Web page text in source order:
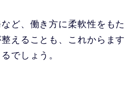
ど、働き方に柔軟性をもた
えることも、これからます
でしょう。